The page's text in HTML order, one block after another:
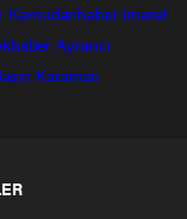
Kamudanhaber imaret
Ayrancı
Karaman